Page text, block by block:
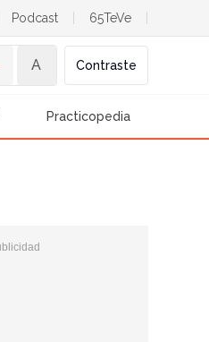
Podcast 65TeVe
A Contraste
Practicopedia